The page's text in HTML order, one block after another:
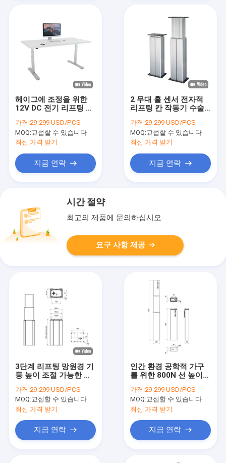
헤이그에 조정을 위한
12V DC 전기 리프팅 칸
가격:29-299 USD/PCS
MOQ:교섭할 수 있습니다
최신 가격 받기
지금 연락
2 무대 홀 센서 전자적
리프팅 칸 작동기 수술
가격:29-299 USD/PCS
MOQ:교섭할 수 있습니다
최신 가격 받기
지금 연락
시간 절약
최고의 제품에 문의하십시오.
요구 사항 제공
3단계 리프팅 망원경 기
둥 높이 조절 가능한 산
가격:29-299 USD/PCS
MOQ:교섭할 수 있습니다
최신 가격 받기
지금 연락
인간 환경 공학적 가구
를 위한 800N 선 높이는
터 타격
가격:29-299 USD/PCS
MOQ:교섭할 수 있습니다
최신 가격 받기
지금 연락